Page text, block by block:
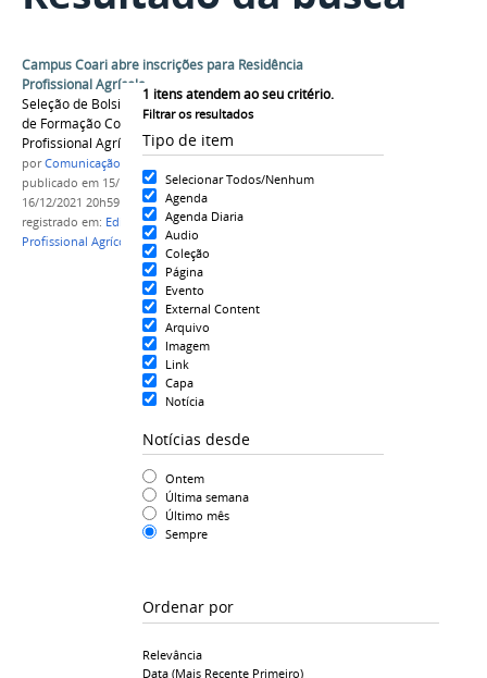
1 itens atendem ao seu critério.
Filtrar os resultados
Tipo de item
Selecionar Todos/Nenhum
Agenda
Agenda Diaria
Audio
Coleção
Página
Evento
External Content
Arquivo
Imagem
Link
Capa
Notícia
Notícias desde
Ontem
Última semana
Último mês
Sempre
Ordenar por
Relevância
Data (mais Recente Primeiro)
Campus Coari abre inscrições para Residência
Profissional Agrícola
Seleção de Bolsistas para o Curso de Extensão
de Formação Continuada: “Residência
Profissional Agrícola IFAM-CCO”
porComunicação COARI
publicado em 15/12/2021—última modificaçãoem
16/12/2021 20h59
registrado em: Edital nº 03/2021,Residência
Profissional Agrícola
IFAM CCO